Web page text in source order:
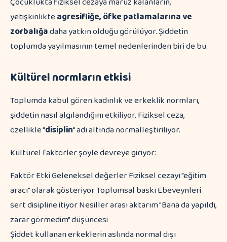
yetişkinlikteagresifliğe, öfke patlamalarına ve
zorbalığadaha yatkın olduğu görülüyor. Şiddetin
toplumda yayılmasının temel nedenlerinden biri de bu.
Kültürel normların etkisi
Toplumda kabul gören kadınlık ve erkeklik normları,
şiddetin nasıl algılandığını etkiliyor. Fiziksel ceza,
özellikle "disiplin" adı altında normalleştiriliyor.
Kültürel faktörler şöyle devreye giriyor:
Faktör Etki Geleneksel değerler Fiziksel cezayı "eğitim
aracı" olarak gösteriyor Toplumsal baskı Ebeveynleri
sert disipline itiyor Nesiller arası aktarım "Bana da yapıldı,
zarar görmedim" düşüncesi
Şiddet kullanan erkeklerin aslında normal dışı